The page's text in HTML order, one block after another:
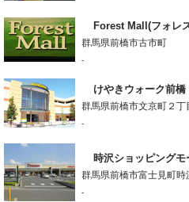
Forest Mall(フォレ
群馬県前橋市古市町
-
けやきウォーク前橋
群馬県前橋市文京町２丁
-
時沢ショッピングモ
群馬県前橋市富士見町時
-